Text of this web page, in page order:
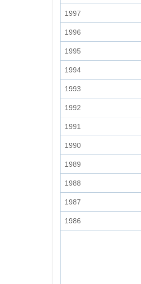
1997
1996
1995
1994
1993
1992
1991
1990
1989
1988
1987
1986